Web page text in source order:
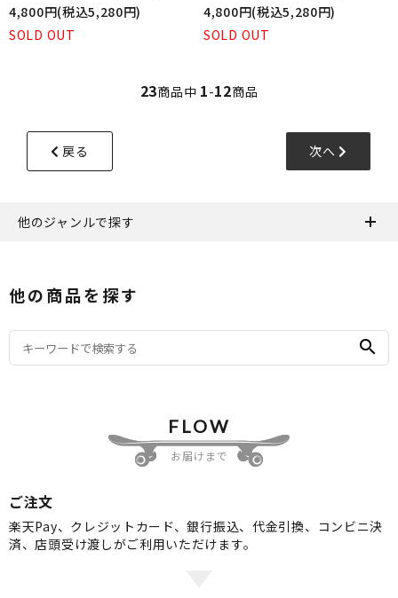
4,800円(税込5,280円)
SOLD OUT
4,800円(税込5,280円)
SOLD OUT
23商品中 1-12商品
戻る 次へ
他のジャンルで探す
他の商品を探す
search
FLOW
お届けまで
ご注文
楽天Pay、クレジットカード、銀行振込、代金引換、コンビニ決
済、店頭受け渡しがご利用いただけます。